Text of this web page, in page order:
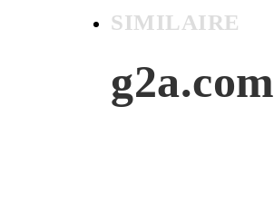
SIMILAIRE
g2a.com